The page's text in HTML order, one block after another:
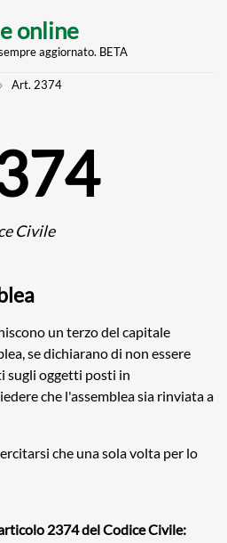
online
aggiornato. BETA
Art. 2374
Civile
un terzo del capitale
se dichiarano di non essere
sugli oggetti posti in
che l'assemblea sia rinviata a
che una sola volta per lo
2374 del Codice Civile: